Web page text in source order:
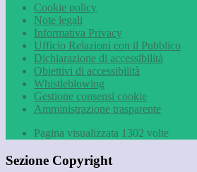
Cookie policy
Note legali
Informativa Privacy
Ufficio Relazioni con il Pubblico
Dichiarazione di accessibilità
Obiettivi di accessibilità
Whistleblowing
Gestione consensi cookie
Amministrazione trasparente
Pagina visualizzata 1302 volte
Sezione Copyright